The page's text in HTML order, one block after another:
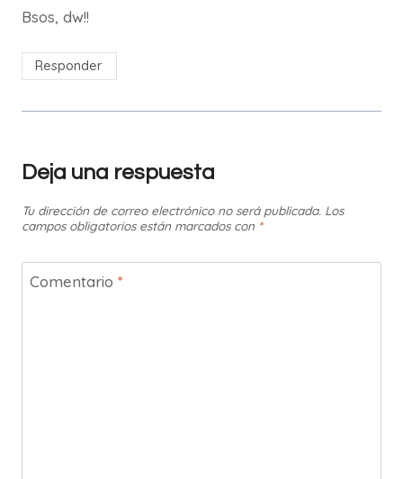
Bsos, dw!!
Responder
Deja una respuesta
Tu dirección de correo electrónico no será publicada. Los
campos obligatorios están marcados con *
Comentario *